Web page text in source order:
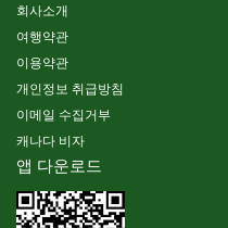
회사소개
여행약관
이용약관
개인정보 취급방침
이메일 수집거부
캐나다 비자
앱 다운로드